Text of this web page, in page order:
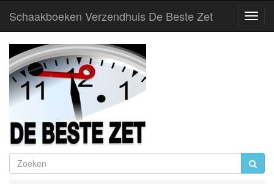
Schaakboeken Verzendhuis De Beste Zet